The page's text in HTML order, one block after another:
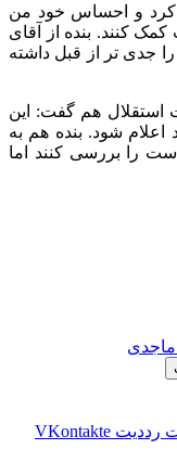
و احساس خود من
کنند. بنده از آقای
جدی تر از قبل داشته
استقلال هم گفت: این
شود. بنده هم به
را بررسی کنند اما
ماجدی
‫رددیت ‫VKontakte